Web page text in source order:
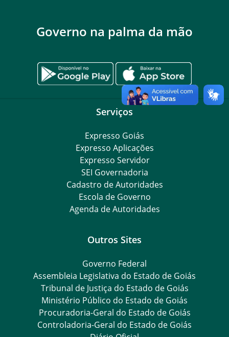
Governo na palma da mão
Serviços
Expresso Goiás
Expresso Aplicações
Expresso Servidor
SEI Governadoria
Cadastro de Autoridades
Escola de Governo
Agenda de Autoridades
Outros Sites
Governo Federal
Assembleia Legislativa do Estado de Goiás
Tribunal de Justiça do Estado de Goiás
Ministério Público do Estado de Goiás
Procuradoria-Geral do Estado de Goiás
Controladoria-Geral do Estado de Goiás